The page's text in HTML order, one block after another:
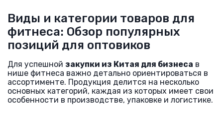
Виды и категории товаров для
фитнеса: Обзор популярных
позиций для оптовиков
Для успешной закупки из Китая для бизнеса в
нише фитнеса важно детально ориентироваться в
ассортименте. Продукция делится на несколько
основных категорий, каждая из которых имеет свои
особенности в производстве, упаковке и логистике.